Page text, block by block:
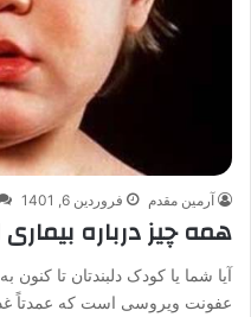
آرمین مقدم فروردین 6, 1401
همه چیز درباره
آیا شما یا کودک دلبندتان تا کنون
عفونت ویروسی است که عمدتاً